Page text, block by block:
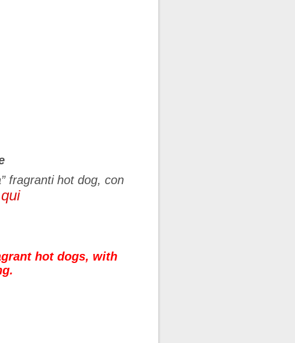
fragranti hot dog, con
hot dogs, with